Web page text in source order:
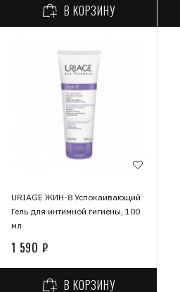
В КОРЗИНУ
URIAGE ЖИН-8 Успокаивающий
Гель для интимной гигиены, 100
мл
1 590 ₽
В КОРЗИНУ